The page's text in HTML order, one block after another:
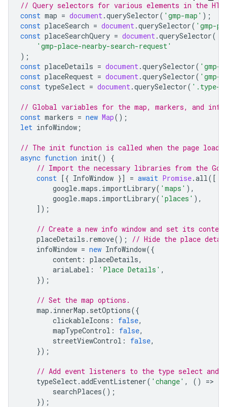
// Query selectors for various elements in the
const map = document.querySelector( 'gmp-map' );
const placeSearch = document.querySelector( 'gmp-
const placeSearchQuery = document.querySelector(
'gmp-place-nearby-search-request'
);
const placeDetails = document.querySelector( 'gmp-
const placeRequest = document.querySelector( 'gmp-
const typeSelect = document.querySelector( '.type-
// Global variables for the map, markers, and info
const markers = new Map();
let infoWindow ;
// The init function is called when the page loads.
async function init()
{
// Import the necessary libraries from the
const [{ InfoWindow }] = await Promise.all([
google.maps . importLibrary( 'maps' ),
google.maps . importLibrary( 'places' ),
]);
// Create a new info window and set its
placeDetails . remove();
// Hide the place
infoWindow = new InfoWindow({
content : placeDetails,
ariaLabel : 'Place Details' ,
});
// Set the map options.
map . innerMap . setOptions({
clickableIcons : false,
mapTypeControl : false,
streetViewControl : false,
});
// Add event listeners to the type select and
typeSelect.addEventListener( 'change' , () =>
searchPlaces();
});